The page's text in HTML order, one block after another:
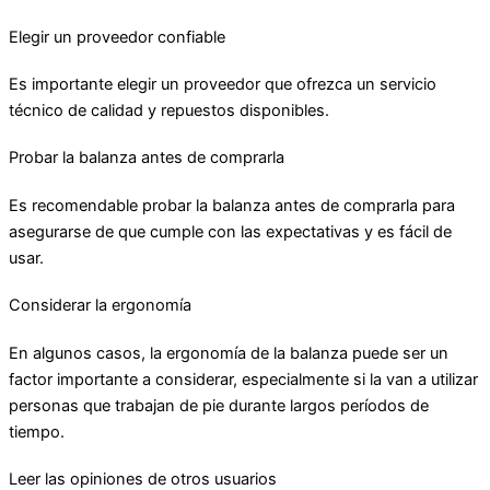
Elegir un proveedor confiable
Es importante elegir un proveedor que ofrezca un servicio
técnico de calidad y repuestos disponibles.
Probar la balanza antes de comprarla
Es recomendable probar la balanza antes de comprarla para
asegurarse de que cumple con las expectativas y es fácil de
usar.
Considerar la ergonomía
En algunos casos, la ergonomía de la balanza puede ser un
factor importante a considerar, especialmente si la van a utilizar
personas que trabajan de pie durante largos períodos de
tiempo.
Leer las opiniones de otros usuarios